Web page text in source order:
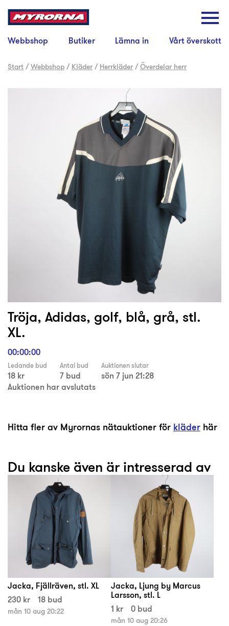
Webbshop Butiker Lämna in Vårt överskott
Start /Webbshop / Kläder / Herrkläder /Överdelar herr
Tröja, Adidas, golf, blå, grå, stl.
XL.
00:00:00
Ledande bud
18 kr
Antal bud
7 bud
Auktionen slutar
sön 7 jun 21:28
Auktionen har avslutats
Hitta fler av Myrornas nätauktioner för kläder här
Du kanske även är intresserad av
Jacka, Fjällräven, stl. XL
230 kr
18 bud
mån 10 aug 20:22
Jacka, Ljung by Marcus
Larsson, stl. L
1 kr
0 bud
mån 10 aug 20:26